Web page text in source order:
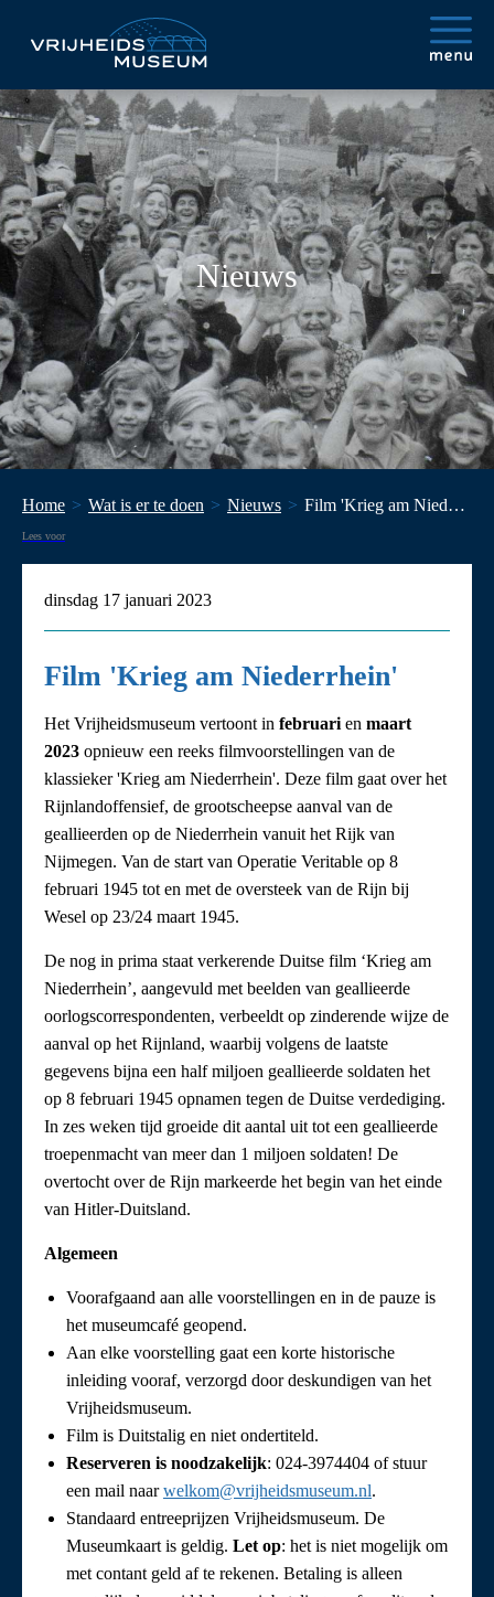
Nieuws
Home Wat is er te doen Nieuws Film 'Krieg am Niederrhein'
Lees voor
dinsdag 17 januari 2023
Film 'Krieg am Niederrhein'
Het Vrijheidsmuseum vertoont in februari en maart
2023 opnieuw een reeks filmvoorstellingen van de
klassieker 'Krieg am Niederrhein'. Deze film gaat over het
Rijnlandoffensief, de grootscheepse aanval van de
geallieerden op de Niederrhein vanuit het Rijk van
Nijmegen. Van de start van Operatie Veritable op 8
februari 1945 tot en met de oversteek van de Rijn bij
Wesel op 23/24 maart 1945.
De nog in prima staat verkerende Duitse film ‘Krieg am
Niederrhein’, aangevuld met beelden van geallieerde
oorlogscorrespondenten, verbeeldt op zinderende wijze de
aanval op het Rijnland, waarbij volgens de laatste
gegevens bijna een half miljoen geallieerde soldaten het
op 8 februari 1945 opnamen tegen de Duitse verdediging.
In zes weken tijd groeide dit aantal uit tot een geallieerde
troepenmacht van meer dan 1 miljoen soldaten! De
overtocht over de Rijn markeerde het begin van het einde
van Hitler-Duitsland.
Algemeen
Voorafgaand aan alle voorstellingen en in de pauze is
het museumcafé geopend.
Aan elke voorstelling gaat een korte historische
inleiding vooraf, verzorgd door deskundigen van het
Vrijheidsmuseum.
Film is Duitstalig en niet ondertiteld.
Reserveren is noodzakelijk: 024-3974404 of stuur
een mail naarwelkom@vrijheidsmuseum.nl.
Standaard entreeprijzen Vrijheidsmuseum. De
Museumkaart is geldig. Let op: het is niet mogelijk om
met contant geld af te rekenen. Betaling is alleen